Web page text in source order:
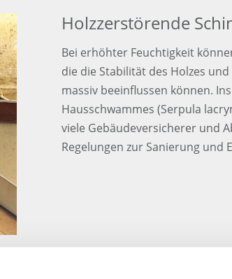
Holzzerstörende
Bei erhöhter Feuchtigkeit
die die Stabilität des Holzes
massiv beeinflussen können.
Hausschwammes (Serpula
viele Gebäudeversicherer und
Regelungen zur Sanierung und